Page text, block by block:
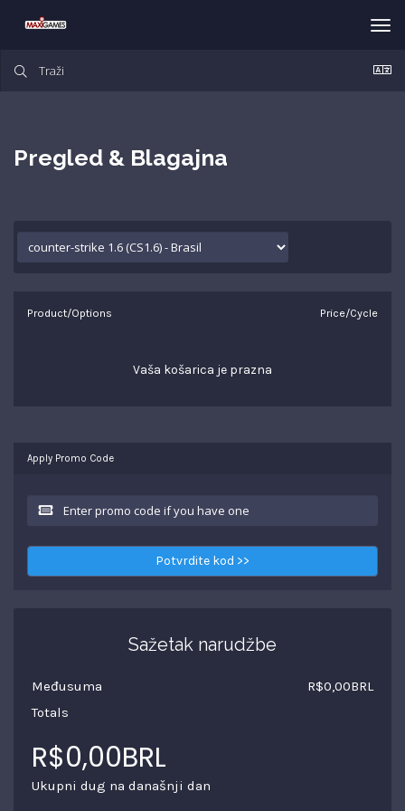
Pregled & Blagajna
Product/Options Price/Cycle
Vaša košarica je prazna
Apply Promo Code
Potvrdite kod >>
Sažetak narudžbe
Međusuma
R$0,00BRL
Totals
R$0,00BRL
Ukupni dug na današnji dan